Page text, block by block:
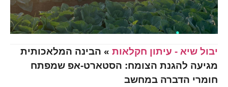
יבול שיא - עיתון חקלאות » הבינה המלאכותית
מגיעה להגנת הצומח: הסטארט-אפ שמפתח
חומרי הדברה במחשב